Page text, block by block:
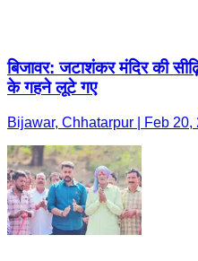
बिजावर: जटाशंकर मंदिर की
के गहने लूटे गए
Bijawar, Chhatarpur | Feb 20,